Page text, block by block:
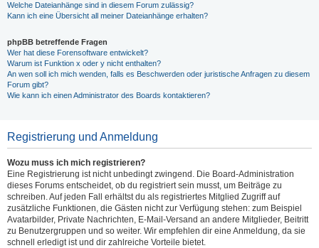
Welche Dateianhänge sind in diesem Forum zulässig?
Kann ich eine Übersicht all meiner Dateianhänge erhalten?
phpBB betreffende Fragen
Wer hat diese Forensoftware entwickelt?
Warum ist Funktion x oder y nicht enthalten?
An wen soll ich mich wenden, falls es Beschwerden oder juristische Anfragen zu diesem
Forum gibt?
Wie kann ich einen Administrator des Boards kontaktieren?
Registrierung und Anmeldung
Wozu muss ich mich registrieren?
Eine Registrierung ist nicht unbedingt zwingend. Die Board-Administration
dieses Forums entscheidet, ob du registriert sein musst, um Beiträge zu
schreiben. Auf jeden Fall erhältst du als registriertes Mitglied Zugriff auf
zusätzliche Funktionen, die Gästen nicht zur Verfügung stehen: zum Beispiel
Avatarbilder, Private Nachrichten, E-Mail-Versand an andere Mitglieder, Beitritt
zu Benutzergruppen und so weiter. Wir empfehlen dir eine Anmeldung, da sie
schnell erledigt ist und dir zahlreiche Vorteile bietet.